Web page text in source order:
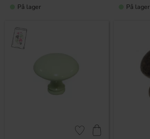
På lager På lager
Lagre som favoritt